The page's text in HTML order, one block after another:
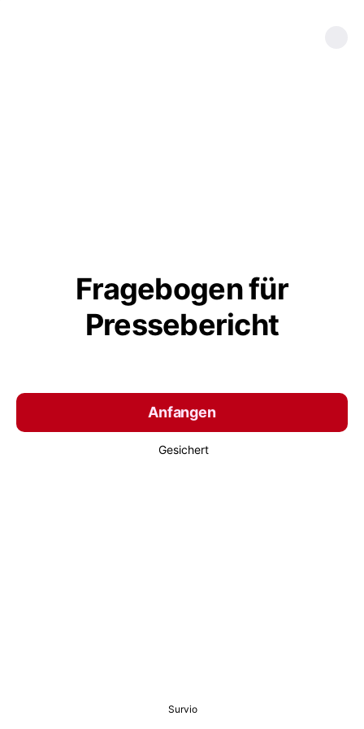
Fragebogen für
Pressebericht
Anfangen
Gesichert
Survio